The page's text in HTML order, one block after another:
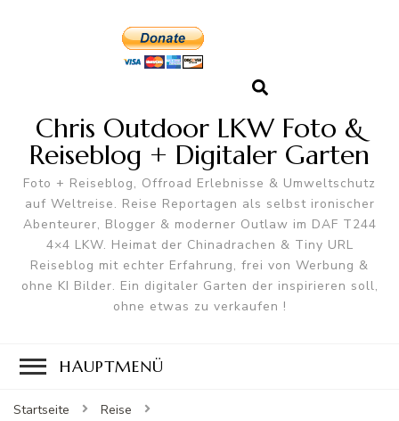
Chris Outdoor LKW Foto &
Reiseblog + Digitaler Garten
Foto + Reiseblog, Offroad Erlebnisse & Umweltschutz
auf Weltreise. Reise Reportagen als selbst ironischer
Abenteurer, Blogger & moderner Outlaw im DAF T244
4×4 LKW. Heimat der Chinadrachen & Tiny URL
Reiseblog mit echter Erfahrung, frei von Werbung &
ohne KI Bilder. Ein digitaler Garten der inspirieren soll,
ohne etwas zu verkaufen !
HAUPTMENÜ
Startseite
Reise